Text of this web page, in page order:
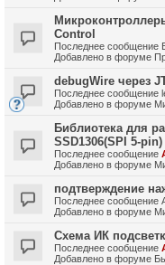
Control
Последнее сообщение
Добавлено в форуме
debugWire через
Последнее сообщение
Добавлено в форуме
Библиотека для
SSD1306(SPI 5-pin)
Последнее сообщение
Добавлено в форуме
подтверждение
Последнее сообщение
Добавлено в форуме
Схема ИК
Последнее сообщение
Добавлено в форуме